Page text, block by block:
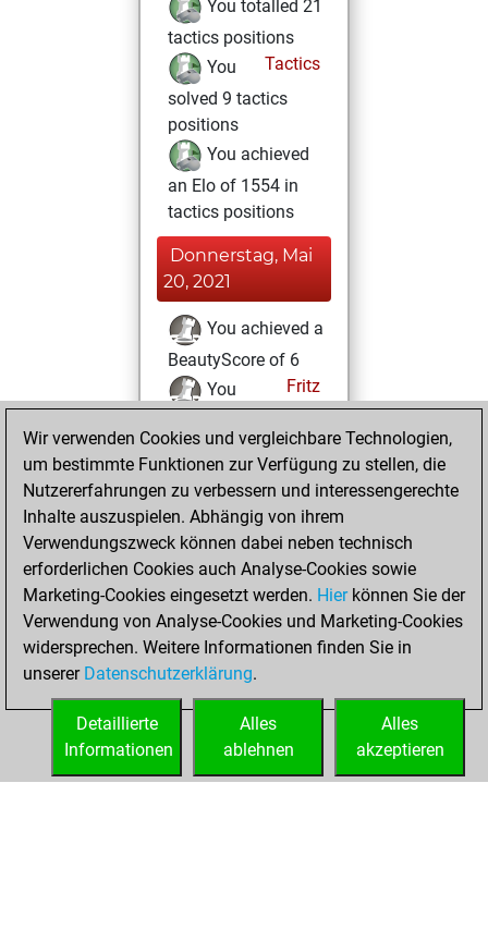
You totalled 21
tactics positions
Tactics
You
solved 9 tactics
positions
You achieved
an Elo of 1554 in
tactics positions
Donnerstag, Mai
20, 2021
You achieved a
BeautyScore of 6
Fritz
You
of 1592
You created
your Fritz account
Samstag,
November 12, 2016
You played 4
blitz games
Play
You scored +0
=0 -4 in blitz
Wir verwenden Cookies und vergleichbare Technologien,
um bestimmte Funktionen zur Verfügung zu stellen, die
Nutzererfahrungen zu verbessern und interessengerechte
Inhalte auszuspielen. Abhängig von ihrem
Verwendungszweck können dabei neben technisch
erforderlichen Cookies auch Analyse-Cookies sowie
Marketing-Cookies eingesetzt werden. Hierkönnen Sie der
Verwendung von Analyse-Cookies und Marketing-Cookies
widersprechen. Weitere Informationen finden Sie in
unserer Datenschutzerklärung.
Alles
akzeptieren
Alles
ablehnen
Detaillierte
Informationen